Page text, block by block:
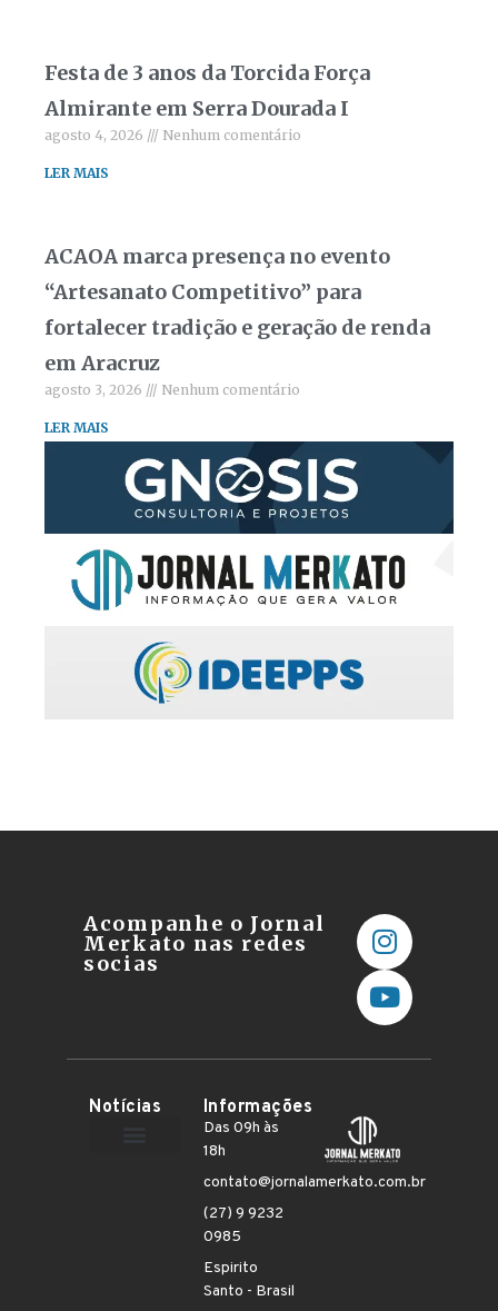
Festa de 3 anos da Torcida Força
Almirante em Serra Dourada I
agosto 4, 2026 Nenhum comentário
LER MAIS
ACAOA marca presença no evento
“Artesanato Competitivo” para
fortalecer tradição e geração de renda
em Aracruz
agosto 3, 2026 Nenhum comentário
LER MAIS
Acompanhe o Jornal
Merkato nas redes
socias
Notícias Informações
Das 09h às
18h
contato@jornalamerkato.com.br
(27) 9 9232
0985
Espirito
Santo - Brasil